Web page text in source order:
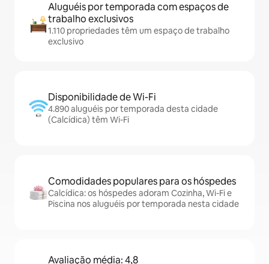
Aluguéis por temporada com espaços de
trabalho exclusivos
1.110 propriedades têm um espaço de trabalho
exclusivo
Disponibilidade de Wi-Fi
4.890 aluguéis por temporada desta cidade
(Calcídica) têm Wi-Fi
Comodidades populares para os hóspedes
Calcídica: os hóspedes adoram Cozinha, Wi-Fi e
Piscina nos aluguéis por temporada nesta cidade
Avaliação média: 4,8